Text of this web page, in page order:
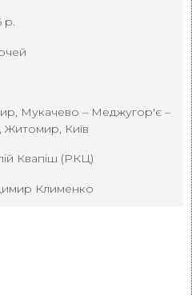
р.
Мукачево – Меджугор'є –
Київ
Квапіш (РКЦ)
Клименко